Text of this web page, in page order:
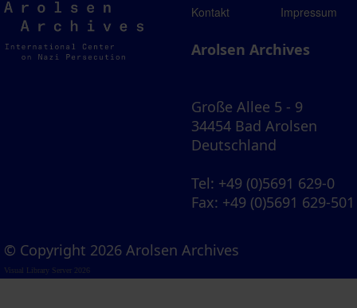
Arolsen
Archives
Kontakt Impressum
Arolsen Archives
Große Allee 5 - 9
34454 Bad Arolsen
Deutschland
Tel: +49 (0)5691 629-0
Fax: +49 (0)5691 629-501
© Copyright 2026 Arolsen Archives
Visual Library Server 2026